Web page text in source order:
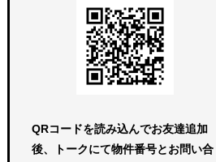
QRコードを読み込んでお友達追加
後、トークにて物件番号とお問い合